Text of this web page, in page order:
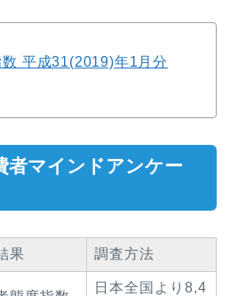
平成31(2019)年1月分
者マインドアンケー
果 調査方法
日本全国より8,4